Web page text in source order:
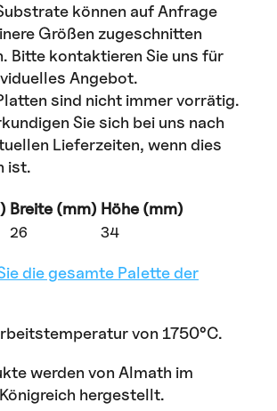
können auf Anfrage
Größen zugeschnitten
Bitte kontaktieren Sie uns für
Angebot.
sind nicht immer vorrätig.
Sie sich bei uns nach
Lieferzeiten, wenn dies
ist.
Breite (mm) Höhe (mm)
26 34
die gesamte Palette der
von 1750°C.
werden von Almath im
hergestellt.